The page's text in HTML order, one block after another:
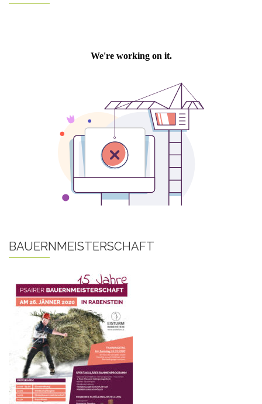
BAUERNMEISTERSCHAFT